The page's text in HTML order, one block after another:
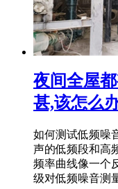
夜间全屋
甚,该怎么
如何测试低频噪
声的低频段和高
频率曲线像一个
级对低频噪音测